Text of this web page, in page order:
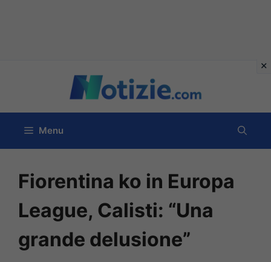
contenuto
Menu
Fiorentina ko in Europa
League, Calisti: “Una
grande delusione”